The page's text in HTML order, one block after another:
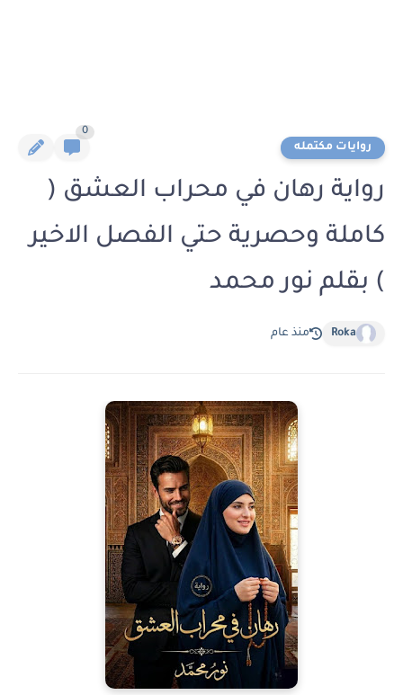
روايات مكتمله
0
رواية رهان في محراب العشق (
كاملة وحصرية حتي الفصل الاخير
) بقلم نور محمد
Roka منذ عام